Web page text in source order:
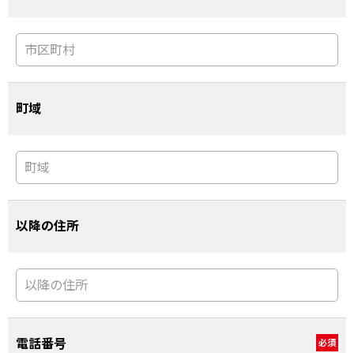
町域
以降の住所
電話番号 必須